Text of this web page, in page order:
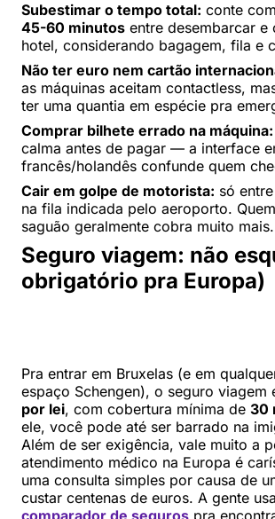
Subestimar o tempo total: conte
45-60 minutos entre desembarcar e
hotel, considerando bagagem, fila e
Não ter euro nem cartão
as máquinas aceitam contactless,
ter uma quantia em espécie pra
Comprar bilhete errado na máquina:
calma antes de pagar — a interface
francês/holandês confunde quem
Cair em golpe de motorista: só
na fila indicada pelo aeroporto.
saguão geralmente cobra muito mais.
Seguro viagem: não
obrigatório pra Europa)
Pra entrar em Bruxelas (e em
espaço Schengen), o seguro viagem
por lei, com cobertura mínima de 30
ele, você pode até ser barrado na
Além de ser exigência, vale muito a
atendimento médico na Europa é
uma consulta simples por causa de
custar centenas de euros. A gente usa